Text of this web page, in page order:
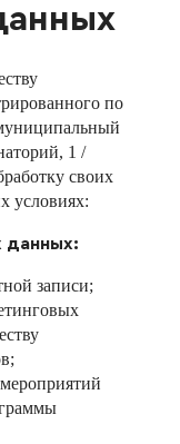
по
1 /
своих
условиях:
данных:
записи;